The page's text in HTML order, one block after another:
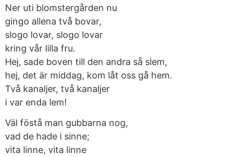
Ner uti blomstergården nu
gingo allena två bovar,
slogo lovar, slogo lovar
kring vår lilla fru.
Hej, sade boven till den andra så slem,
hej, det är middag, kom låt oss gå hem.
Två kanaljer, två kanaljer
i var enda lem!
Väl föstå man gubbarna nog,
vad de hade i sinne;
vita linne, vita linne